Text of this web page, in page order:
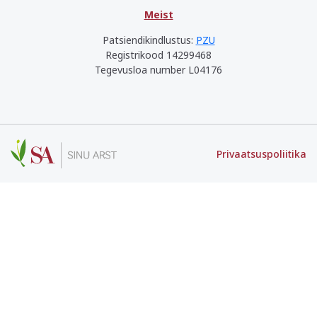
Meist
Patsiendikindlustus: PZU
Registrikood 14299468
Tegevusloa number L04176
Privaatsuspoliitika